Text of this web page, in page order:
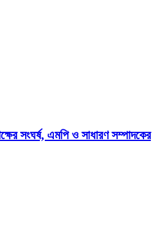
সংঘর্ষ, এমপি ও সাধারণ সম্পাদকের